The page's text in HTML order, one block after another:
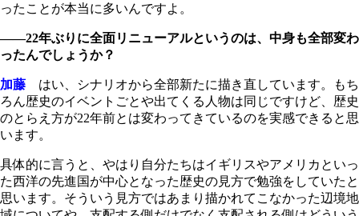
ったことが本当に多いんですよ。
――22年ぶりに全面リニューアルというのは、中身も全部変わ
ったんでしょうか？
加藤 はい、シナリオから全部新たに描き直しています。もち
ろん歴史のイベントごとや出てくる人物は同じですけど、歴史
のとらえ方が22年前とは変わってきているのを実感できると思
います。
具体的に言うと、やはり自分たちはイギリスやアメリカといっ
た西洋の先進国が中心となった歴史の見方で勉強をしていたと
思います。そういう見方ではあまり描かれてこなかった辺境地